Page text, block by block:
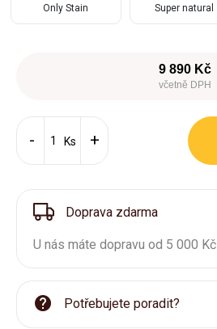
Only Stain
Super natural
9 890 Kč
včetně DPH
Ks
Doprava zdarma
U nás máte dopravu od 5 000 Kč
Potřebujete poradit?